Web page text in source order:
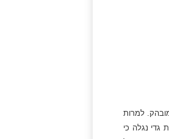
למרות
גדי נגלה כי